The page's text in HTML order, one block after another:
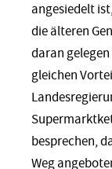
angesiedelt
die älteren
daran gelegen
gleichen
besprechen,
Weg